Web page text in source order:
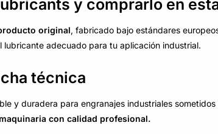
y comprarlo en
original, fabricado bajo estándares
adecuado para tu aplicación industrial.
técnica
y duradera para engranajes industriales
con calidad profesional.